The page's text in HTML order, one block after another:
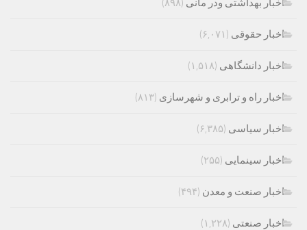
اخبار بهداشتی ودر مانی (۸۹۸)
اخبار حقوقی (۶,۰۷۱)
اخبار دانشگاهی (۱,۵۱۸)
اخبار راه و ترابری و شهرسازی (۸۱۳)
اخبار سیاسی (۶,۳۸۵)
اخبار سینمایی (۲۵۵)
اخبار صنعت و معدن (۴۹۴)
اخبار صنعتی (۱,۲۲۸)